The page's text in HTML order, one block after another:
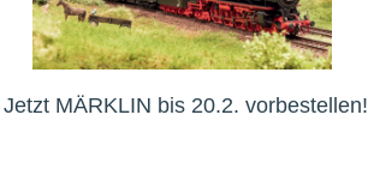
Jetzt MÄRKLIN bis 20.2. vorbestellen!